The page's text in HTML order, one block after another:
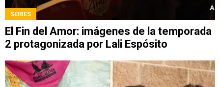
SERIES
El Fin del Amor: imágenes de la temporada
2 protagonizada por Lali Espósito